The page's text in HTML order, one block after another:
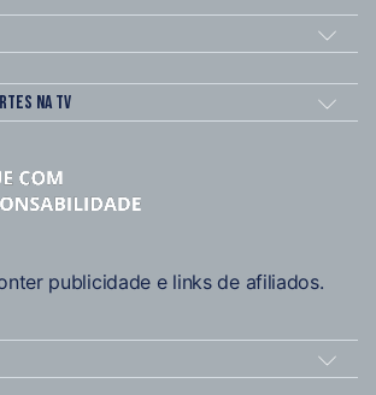
na TV
publicidade e links de afiliados.